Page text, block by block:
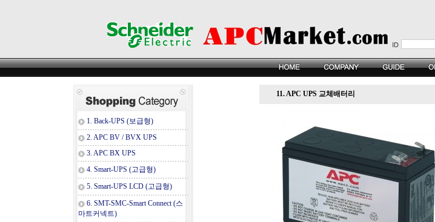
1. Back-UPS (보급형)
2. APC BV / BVX UPS
3. APC BX UPS
4. Smart-UPS (고급형)
5. Smart-UPS LCD (고급형)
6. SMT-SMC-Smart Connect (스
마트커넥트)
11. APC UPS 교체배터리